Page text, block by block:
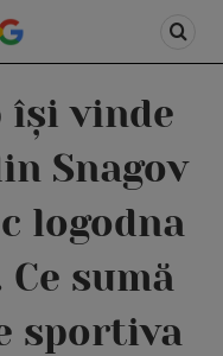
își vinde
Snagov
logodna
sumă
sportiva